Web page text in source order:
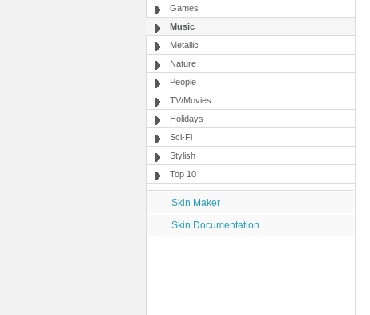
Games
Music
Metallic
Nature
People
TV/Movies
Holidays
Sci-Fi
Stylish
Top 10
Skin Maker
Skin Documentation